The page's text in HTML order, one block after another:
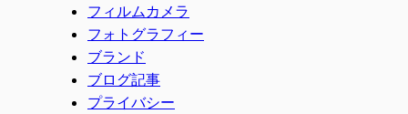
フィルムカメラ
フォトグラフィー
ブランド
ブログ記事
プライバシー